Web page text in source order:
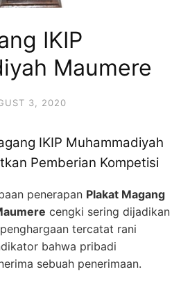
IKIP
Maumere
3, 2020
IKIP Muhammadiyah
Pemberian Kompetisi
penerapan Plakat Magang
cengki sering dijadikan
tercatat rani
bahwa pribadi
sebuah penerimaan.